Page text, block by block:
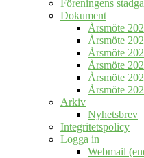
Föreningens
Dokument
Årsmöte
Årsmöte
Årsmöte
Årsmöte
Årsmöte
Årsmöte
Arkiv
Nyhetsbrev
Integritetspolicy
Logga in
Webmail